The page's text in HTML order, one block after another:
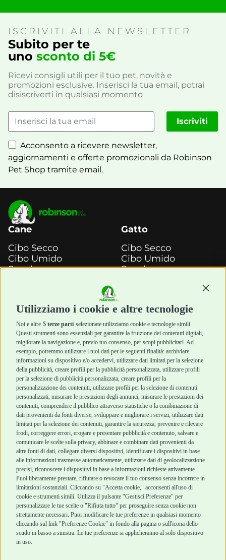
Utilizziamo i cookie e altre tecnologie
Noi e altre 5 terze parti selezionate utilizziamo cookie e tecnologie simili.
Questi strumenti sono essenziali per garantire la fruizione dei contenuti digitali,
migliorare la navigazione e, previo tuo consenso, per scopi pubblicitari. Ad
esempio, potremmo utilizzare i tuoi dati per le seguenti finalità: archiviare
informazioni su dispositivo e/o accedervi, utilizzare dati limitati per la selezione
della pubblicità, creare profili per la pubblicità personalizzata, utilizzare profili
per la selezione di pubblicità personalizzata, creare profili per la
personalizzazione dei contenuti, utilizzare profili per la selezione di contenuti
personalizzati, misurare le prestazioni degli annunci, misurare le prestazioni dei
contenuti, comprendere il pubblico attraverso statistiche o la combinazione di
dati provenienti da fonti diverse, sviluppare e migliorare i servizi, utilizzare dati
limitati per la selezione dei contenuti, garantire la sicurezza, prevenire e rilevare
frodi, correggere errori, erogare e presentare pubblicità e contenuto, salvare e
comunicare le scelte sulla privacy, abbinare e combinare dati provenienti da
altre fonti di dati, collegare diversi dispositivi, identificare i dispositivi in base
alle informazioni trasmesse automaticamente, utilizzare dati di geolocalizzazione
precisi, riconoscere i dispositivi in base a informazioni richieste attivamente.
Puoi liberamente prestare, rifiutare o revocare il tuo consenso senza incorrere in
limitazioni sostanziali. Cliccando su "Accetta cookie," acconsenti all'uso di
cookie e strumenti simili. Utilizza il pulsante "Gestisci Preferenze" per
personalizzare le tue scelte o "Rifiuta tutto" per proseguire senza cookie non
strettamente necessari. Puoi modificare le tue preferenze in qualsiasi momento
cliccando sul link "Preferenze Cookie" in fondo alla pagina o sull'icona dello
scudo in basso a sinistra. Le tue preferenze si applicheranno al solo dispositivo
in uso.
ISCRIVITI ALLA NEWSLETTER
Subito per te
uno sconto di 5€
Ricevi consigli utili per il tuo pet, novità e
promozioni esclusive. Inserisci la tua email, potrai
disiscriverti in qualsiasi momento
Acconsento a ricevere newsletter,
aggiornamenti e offerte promozionali da Robinson
Pet Shop tramite email.
Iscriviti
Cane
Cibo Secco
Cibo Umido
Snack e
Igiene e Pulizia
Accessori
Cani Mini
Top Quality
Gatto
Cibo Secco
Cibo Umido
Snack e
Igiene e Pulizia
Accessori
Top Quality
Robinson Pet Shop
Chi siamo
Punti vendita
Marchi
Blog
Assistenza Robinson
Pet Shop
Offerte
Promozioni
Recensioni Feedaty
Acquisti sicuri
Termini e condizioni
di vendita
Cashback
Metodi di
pagamento
Recesso e Reso
Spedizioni
Robinson Pet Shop S.r.l.
Via V. Giovanni Schiaparelli, 21 – 47122 Forlì (FC)
P.iva 04095130409 | REA: FO 329541
info@robinsonpetshop.it | Tel. 0543 096850